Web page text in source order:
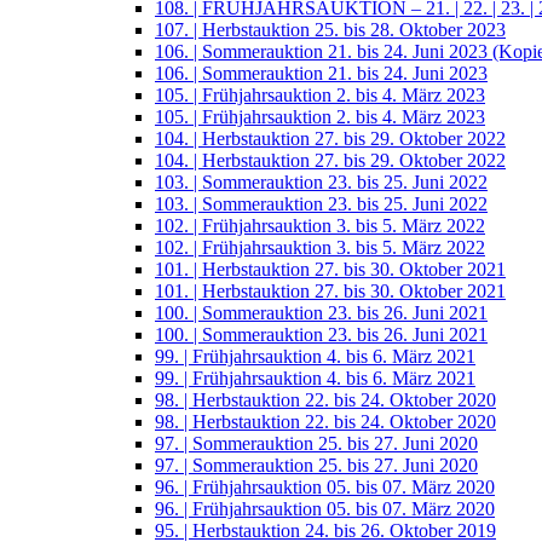
108. | FRÜHJAHRSAUKTION – 21. | 22. | 23. |
107. | Herbstauktion 25. bis 28. Oktober 2023
106. | Sommerauktion 21. bis 24. Juni 2023
106. | Sommerauktion 21. bis 24. Juni 2023
105. | Frühjahrsauktion 2. bis 4. März 2023
105. | Frühjahrsauktion 2. bis 4. März 2023
104. | Herbstauktion 27. bis 29. Oktober 2022
104. | Herbstauktion 27. bis 29. Oktober 2022
103. | Sommerauktion 23. bis 25. Juni 2022
103. | Sommerauktion 23. bis 25. Juni 2022
102. | Frühjahrsauktion 3. bis 5. März 2022
102. | Frühjahrsauktion 3. bis 5. März 2022
101. | Herbstauktion 27. bis 30. Oktober 2021
101. | Herbstauktion 27. bis 30. Oktober 2021
100. | Sommerauktion 23. bis 26. Juni 2021
100. | Sommerauktion 23. bis 26. Juni 2021
99. | Frühjahrsauktion 4. bis 6. März 2021
99. | Frühjahrsauktion 4. bis 6. März 2021
98. | Herbstauktion 22. bis 24. Oktober 2020
98. | Herbstauktion 22. bis 24. Oktober 2020
97. | Sommerauktion 25. bis 27. Juni 2020
97. | Sommerauktion 25. bis 27. Juni 2020
96. | Frühjahrsauktion 05. bis 07. März 2020
96. | Frühjahrsauktion 05. bis 07. März 2020
95. | Herbstauktion 24. bis 26. Oktober 2019